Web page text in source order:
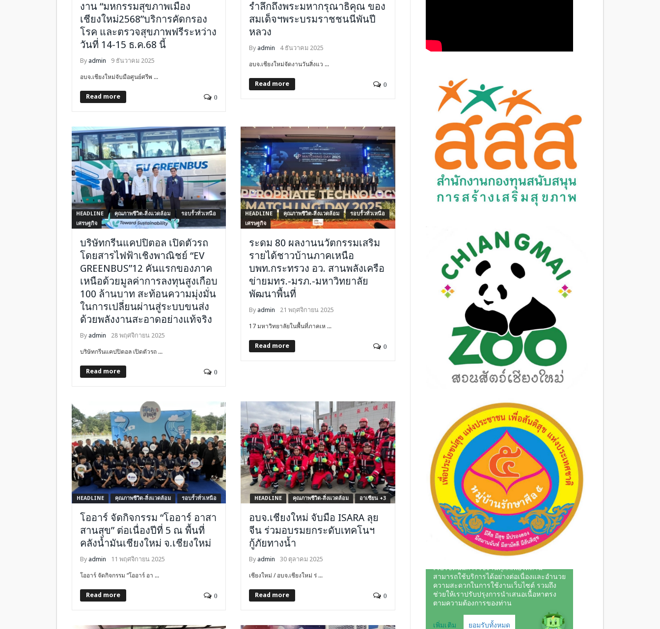
งาน “มหกรรมสุขภาพเมือง
เชียงใหม่2568”บริการคัดกรอง
โรค และตรวจสุขภาพฟรีระหว่าง
วันที่ 14-15 ธ.ค.68 นี้
By admin 9 ธันวาคม 2025
อบจ.เชียงใหม่จับมือศูนย์ศรีพ ...
Read more 0
รำลึกถึงพระมหากรุณาธิคุณ ของ
สมเด็จฯพระบรมราชชนนีพันปี
หลวง
By admin 4 ธันวาคม 2025
อบจ.เชียงใหม่จัดงานวันสิ่งแว ...
Read more 0
HEADLINE คุณภาพชีวิต-สิ่งแวดล้อม
รอบรั้วทั่วเหนือ
เศรษฐกิจ
บริษัทกรีนแคปปิตอล เปิดตัวรถ
โดยสารไฟฟ้าเชิงพาณิชย์ “EV
GREENBUS”12 คันแรกของภาค
เหนือด้วยมูลค่าการลงทุนสูงเกือบ
100 ล้านบาท สะท้อนความมุ่งมั่น
ในการเปลี่ยนผ่านสู่ระบบขนส่ง
ด้วยพลังงานสะอาดอย่างแท้จริง
By admin 28 พฤศจิกายน 2025
บริษัทกรีนแคปปิตอล เปิดตัวรถ ...
Read more 0
HEADLINE คุณภาพชีวิต-สิ่งแวดล้อม
รอบรั้วทั่วเหนือ
เศรษฐกิจ
ระดม 80 ผลงานนวัตกรรมเสริม
รายได้ชาวบ้านภาคเหนือ
บพท.กระทรวง อว. สานพลังเครือ
ข่ายมทร.-มรภ.-มหาวิทยาลัย
พัฒนาพื้นที่
By admin 21 พฤศจิกายน 2025
17 มหาวิทยาลัยในพื้นที่ภาคเห ...
Read more 0
HEADLINE คุณภาพชีวิต-สิ่งแวดล้อม รอบรั้วทั่วเหนือ
โออาร์ จัดกิจกรรม “โออาร์ อาสา
สานสุข” ต่อเนื่องปีที่ 5 ณ พื้นที่
คลังน้ำมันเชียงใหม่ จ.เชียงใหม่
By admin 11 พฤศจิกายน 2025
โออาร์ จัดกิจกรรม “โออาร์ อา ...
Read more 0
HEADLINE คุณภาพชีวิต-สิ่งแวดล้อม อาเซียน +3
อบจ.เชียงใหม่ จับมือ ISARA ลุย
จีน ร่วมอบรมยกระดับเทคโนฯ
กู้ภัยทางน้ำ
By admin 30 ตุลาคม 2025
เชียงใหม่ / อบจ.เชียงใหม่ ร่ ...
Read more 0